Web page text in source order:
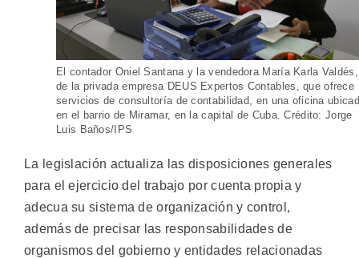
El contador Oniel Santana y la vendedora María Karla Valdés,
de la privada empresa DEUS Expertos Contables, que ofrece
servicios de consultoría de contabilidad, en una oficina
en el barrio de Miramar, en la capital de Cuba. Crédito: Jorge
Luis Baños/IPS
La legislación actualiza las disposiciones generales
para el ejercicio del trabajo por cuenta propia y
adecua su sistema de organización y control,
además de precisar las responsabilidades de
organismos del gobierno y entidades relacionadas